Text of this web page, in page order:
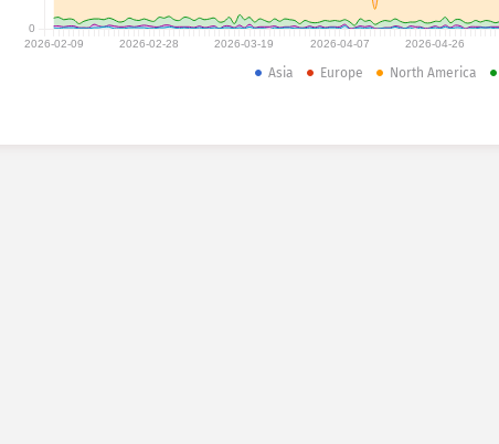
2026-02-09 2026-02-28 2026-03-19 2026-04-07 2026-04-26
0
Asia Europe North America